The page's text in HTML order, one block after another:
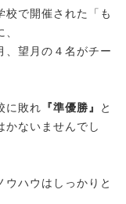
校で開催された「も
、望月の４名がチー
に敗れ 『準優勝』
と
かないませんでし
ウハウはしっかりと